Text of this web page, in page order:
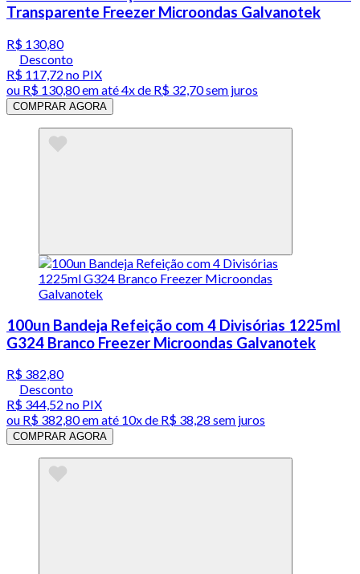
Transparente Freezer Microondas Galvanotek
R$ 130,80
Desconto
R$ 117,72 no PIX
ou R$ 130,80em até4x de R$ 32,70 sem juros
COMPRAR AGORA
100un Bandeja Refeição com 4 Divisórias 1225ml
G324 Branco Freezer Microondas Galvanotek
R$ 382,80
Desconto
R$ 344,52 no PIX
ou R$ 382,80em até 10x de R$ 38,28 sem juros
COMPRAR AGORA